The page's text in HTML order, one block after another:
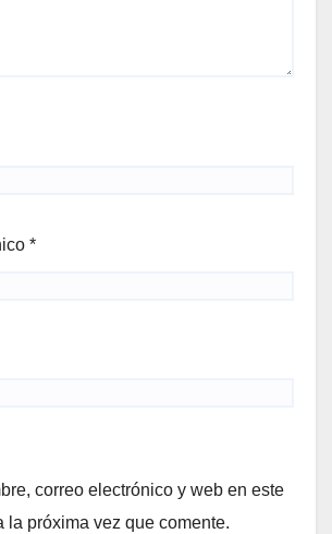
*
correo electrónico y web en este
la próxima vez que comente.